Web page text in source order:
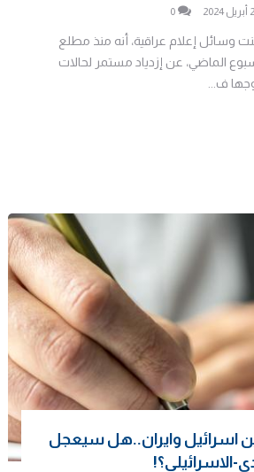
0
وسائل إعلام عراقية، أنه منذ مطلع
الماضي، عن إزدياد مستمر لحالات
ف...
اسرائيل وايران..هل سيعجل
الاسرائيلي؟!